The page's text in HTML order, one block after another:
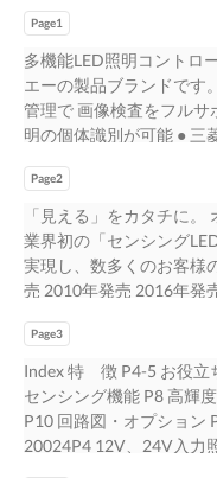
Page1
多機能LED照明コントロ
エーの製品ブランドです
管理で 画像検査をフル
明の個体識別が可能 ● 三
ー照明 OPB-Xシリーズ
Page2
「見える」をカタチに
業界初の「センシング
実現し、数多くのお客様
売 2010年発売 2016年発
sensing + を新開発。 従
らに照明個体のデータ管
を実現します。 新技術
明個体の認識 24時間365
劣化による 安定した画
Page3
Index 特 徴 P4-5 お役立
センシング機能 P8 高輝
P10 回路図・オプション
20024P4 12V、24V入力